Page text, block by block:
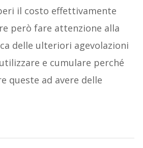
il costo effettivamente
però fare attenzione alla
delle ulteriori agevolazioni
e cumulare perché
queste ad avere delle